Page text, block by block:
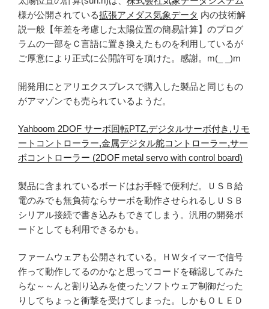
様が公開されている拡張アメダス気象データ 内の技術解
説一般【年差を考慮した太陽位置の簡易計算】のプログ
ラムの一部をＣ言語に置き換えたものを利用しているが
ご厚意により正式に公開許可を頂けた。感謝。m(_ _)m
開発用にとアリエクスプレスで購入した製品と同じもの
がアマゾンでも売られているようだ。
Yahboom 2DOF サーボ回転PTZ,デジタルサーボ付き,リモ
ートコントローラー,金属デジタル舵コントローラー,サー
ボコントローラー (2DOF metal servo with control board)
製品に含まれているボードはお手軽で便利だ。ＵＳＢ給
電のみでも無負荷ならサーボを動作させられるしＵＳＢ
シリアル接続で書き込みもできてしまう。汎用の開発ボ
ードとしても利用できるかも。
ファームウェアも公開されている。ＨＷタイマーで信号
作って動作してるのかなと思ってコードを確認してみた
らな～～んと割り込みを使ったソフトウェア制御だった
りしてちょっと衝撃を受けてしまった。しかもＯＬＥＤ